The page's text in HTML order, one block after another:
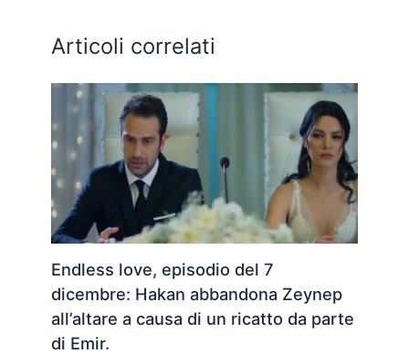
Articoli correlati
Endless love, episodio del 7
dicembre: Hakan abbandona Zeynep
all’altare a causa di un ricatto da parte
di Emir.